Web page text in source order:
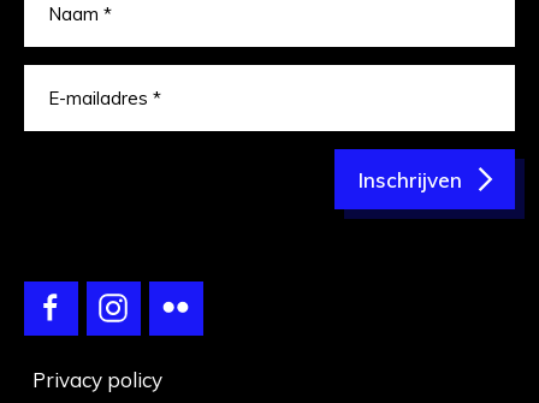
Inschrijven
Privacy policy